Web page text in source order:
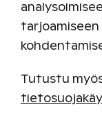
Pysäköinti on
kohteen
Tutustu